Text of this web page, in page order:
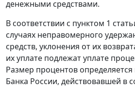
денежными средствами.
В соответствии с пунктом 1
случаях неправомерного
средств, уклонения от их
их уплате подлежат уплате
Размер процентов
Банка России, действовавшей в